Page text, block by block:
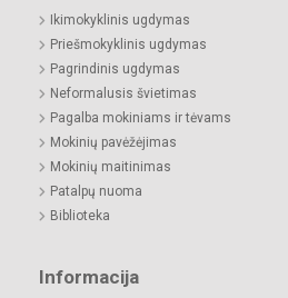
Ikimokyklinis ugdymas
Priešmokyklinis ugdymas
Pagrindinis ugdymas
Neformalusis švietimas
Pagalba mokiniams ir tėvams
Mokinių pavėžėjimas
Mokinių maitinimas
Patalpų nuoma
Biblioteka
Informacija